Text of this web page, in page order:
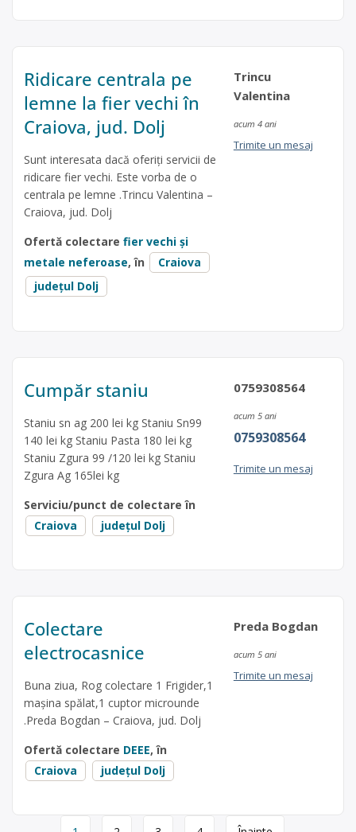
Ridicare centrala pe
lemne la fier vechi în
Craiova, jud. Dolj
Sunt interesata dacă oferiți servicii de
ridicare fier vechi. Este vorba de o
centrala pe lemne .Trincu Valentina –
Craiova, jud. Dolj
Ofertă colectare fier vechi și
metale neferoase, în
Craiova
județul Dolj
Trincu
Valentina
acum 4 ani
Trimite un mesaj
Cumpăr staniu
Staniu sn ag 200 lei kg Staniu Sn99
140 lei kg Staniu Pasta 180 lei kg
Staniu Zgura 99 /120 lei kg Staniu
Zgura Ag 165lei kg
Serviciu/punct de colectare în
Craiova
județul Dolj
0759308564
acum 5 ani
0759308564
Trimite un mesaj
Colectare
electrocasnice
Buna ziua, Rog colectare 1 Frigider,1
mașina spălat,1 cuptor microunde
.Preda Bogdan – Craiova, jud. Dolj
Ofertă colectare DEEE, în
Craiova
județul Dolj
Preda Bogdan
acum 5 ani
Trimite un mesaj